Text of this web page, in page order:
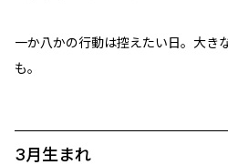
一か八かの行動は控えたい日。大き
も。
3月生まれ